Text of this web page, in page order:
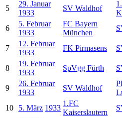
5
29. Januar
1933
SV Waldhof
6
5. Februar
1933
FC Bayern
München
7
12. Februar
1933
FK Pirmasens
8
19. Februar
1933
SpVgg Fürth
9
26. Februar
1933
SV Waldhof
10 5. März 1933
1.FC
Kaiserslautern